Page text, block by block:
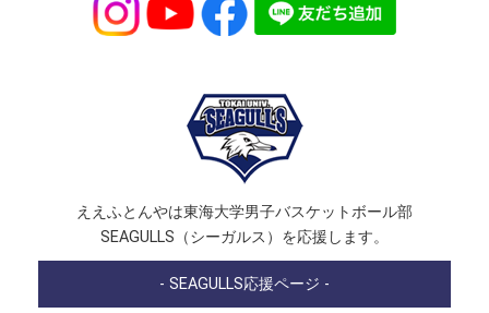
ええふとんやは東海大学男子バスケットボール部
SEAGULLS（シーガルス）を応援します。
- SEAGULLS応援ページ -